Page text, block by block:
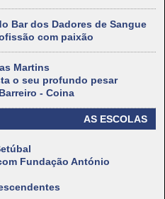
Bar dos Dadores de Sangue
com paixão
Martins
o seu profundo pesar
- Coina
AS ESCOLAS
Fundação António